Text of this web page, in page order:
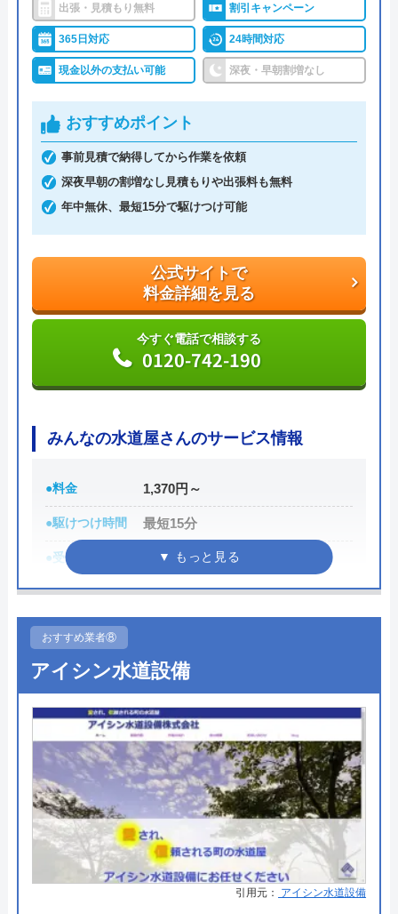
地域に精通したエリア担当作業員がいるため、夜間
も含めて電話をしてから2～3分で手配、最速15分で
駆け付けてくれます。
料金体系については、基本料金5,000円～になります
が、現地見積もり・出張費・追加請求は0円になり
ます。
明朗会計ですので、万が一追加の作業が必要となっ
た場合でも了承を得てからの作業になり、適切な作
業料金を案内してくれます。
水PROは迅速な対応に加えて安心できる料金案内を
してくれます。
公式サイトで
0120-688-744
水PROの基本情報
運営会社
創業・設立
所在地
〒115-0045
東京都北区赤羽1-52-1
対応エリア 全国
出張・見積もり無料 割引キャンペーン
365日対応 24時間対応
現金以外の支払い可能 深夜・早朝割増なし
おすすめポイント
事前見積で納得してから作業を依頼
深夜早朝の割増なし見積もりや出張料も無料
年中無休、最短15分で駆けつけ可能
公式サイトで
料金詳細を見る
今すぐ電話で相談する
0120-742-190
みんなの水道屋さんのサービス情報
●料金 1,370円～
●駆けつけ時間 最短15分
●受付時間 24時間
●定休日 年中無休
●累計実績
みんなの水道屋さんがおすすめの理由
みんなの水道屋さんは、基本料金1,370円から水道修
理を行っている水道局指定業者です。年中無休で受
け付けしており、最短15分で駆けつけてくれます。
病院メンテナンスにも携わっており、専門知識や技
術への信頼性が高いです。
おすすめ業者⑧
アイシン水道設備
引用元： アイシン水道設備